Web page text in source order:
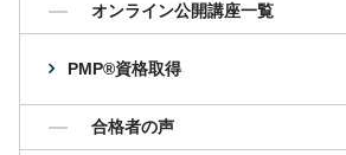
オンライン公開講座一覧
PMP®資格取得
合格者の声